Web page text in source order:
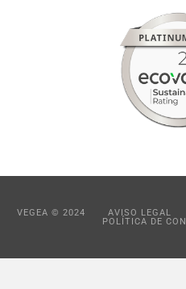
VEGEA © 2024 AVISO LEGAL
POLÍTICA DE